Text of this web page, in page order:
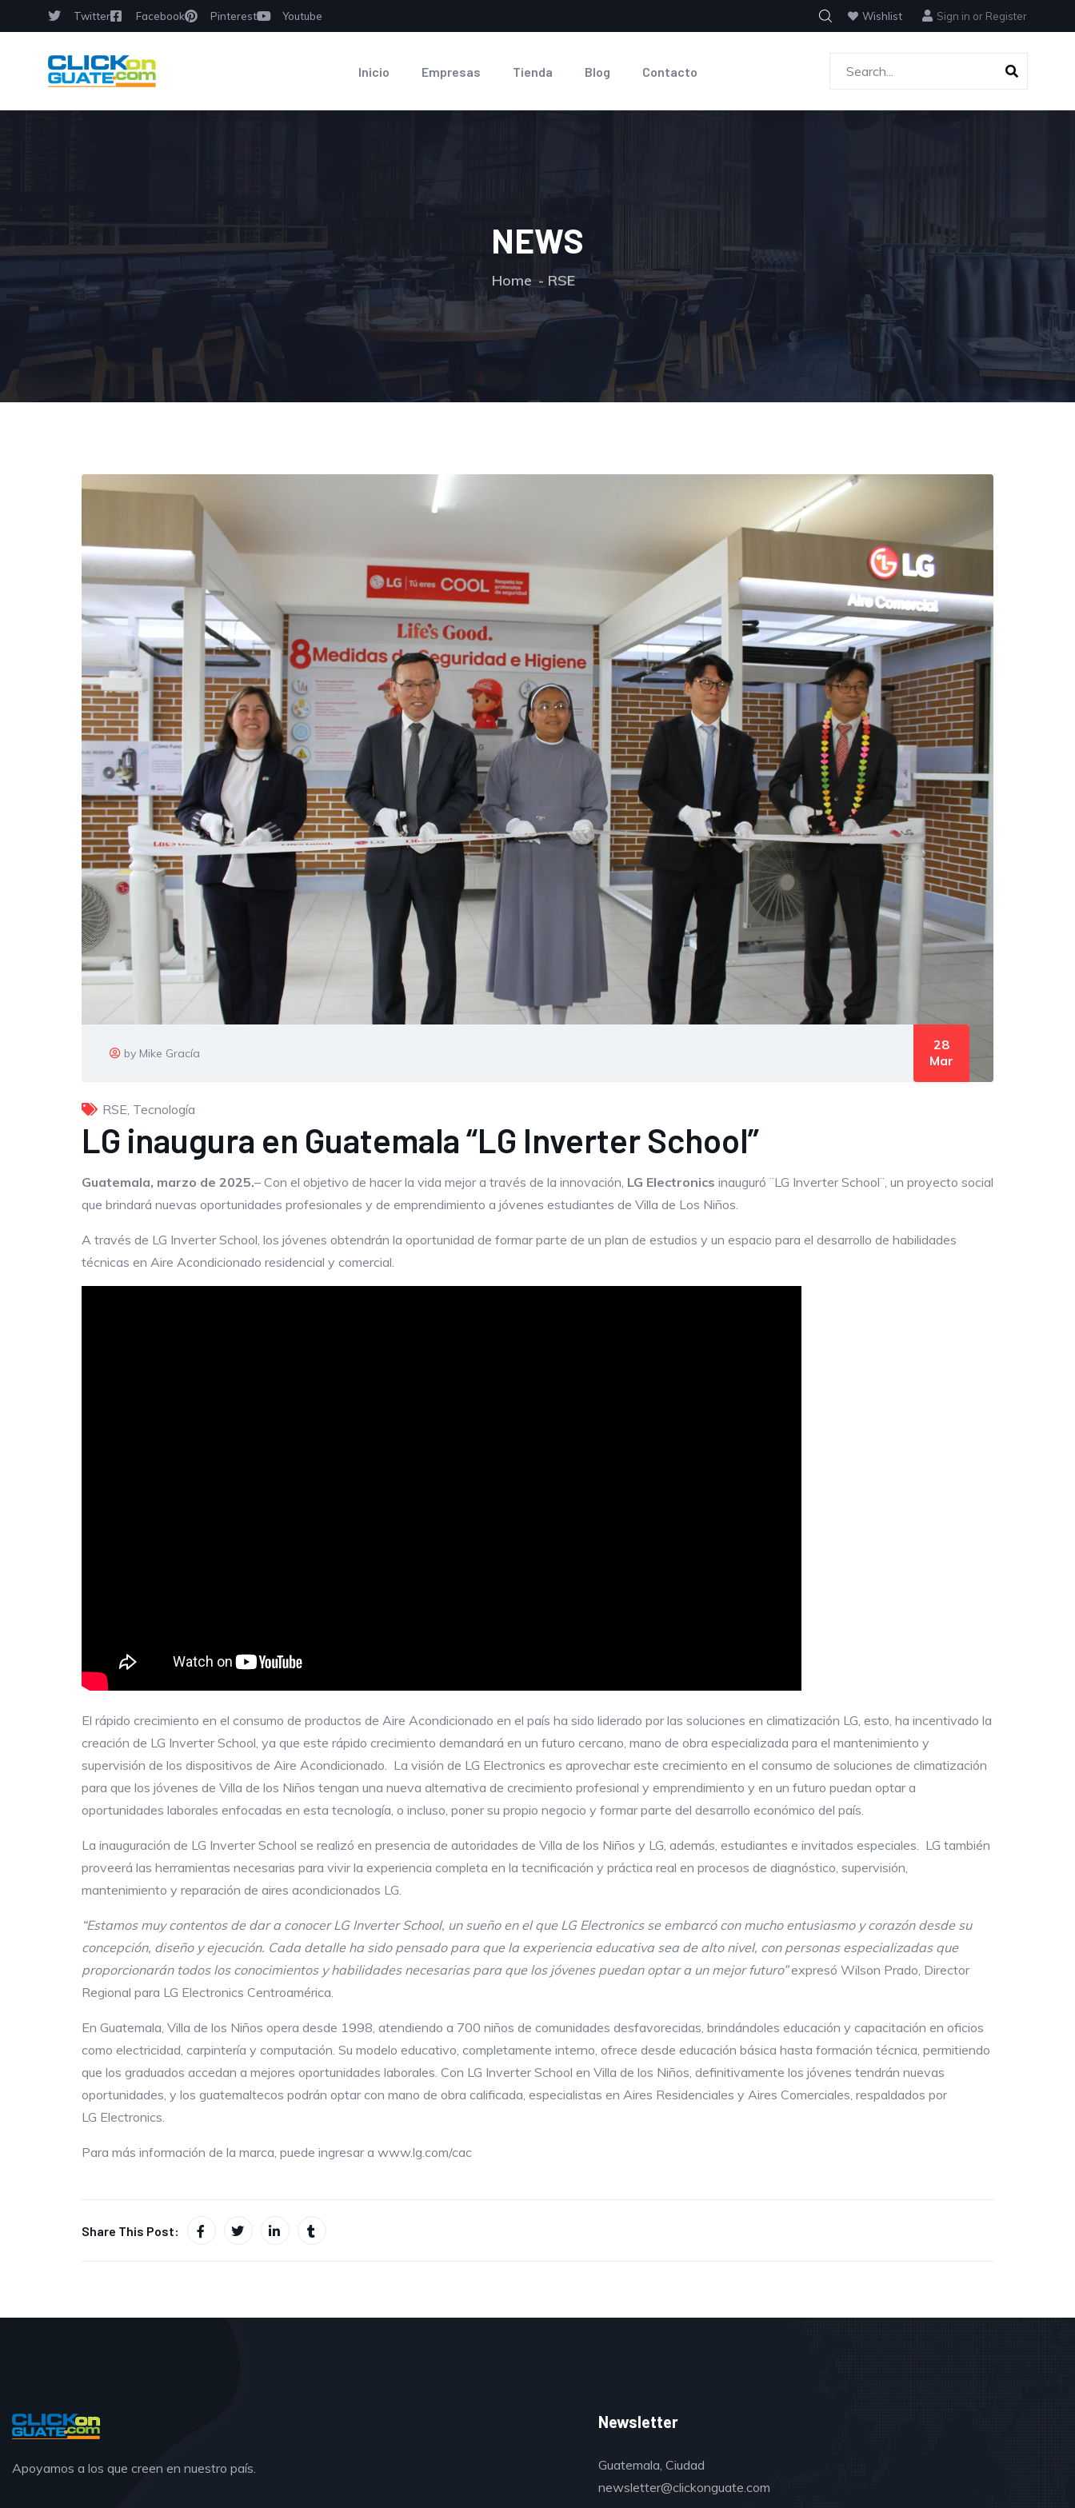
Twitter Facebook Pinterest Youtube Wishlist Sign in or Register
Inicio Empresas Tienda Blog Contacto
NEWS
Home RSE
by Mike Gracía
28
Mar
RSE, Tecnología
LG inaugura en Guatemala “LG Inverter School”
Guatemala, marzo de 2025.– Con el objetivo de hacer la vida mejor a través de la innovación, LG Electronics inauguró ¨LG Inverter School¨, un proyecto social
que brindará nuevas oportunidades profesionales y de emprendimiento a jóvenes estudiantes de Villa de Los Niños.
A través de LG Inverter School, los jóvenes obtendrán la oportunidad de formar parte de un plan de estudios y un espacio para el desarrollo de habilidades
técnicas en Aire Acondicionado residencial y comercial.
El rápido crecimiento en el consumo de productos de Aire Acondicionado en el país ha sido liderado por las soluciones en climatización LG, esto, ha incentivado la
creación de LG Inverter School, ya que este rápido crecimiento demandará en un futuro cercano, mano de obra especializada para el mantenimiento y
supervisión de los dispositivos de Aire Acondicionado. La visión de LG Electronics es aprovechar este crecimiento en el consumo de soluciones de climatización
para que los jóvenes de Villa de los Niños tengan una nueva alternativa de crecimiento profesional y emprendimiento y en un futuro puedan optar a
oportunidades laborales enfocadas en esta tecnología, o incluso, poner su propio negocio y formar parte del desarrollo económico del país.
La inauguración de LG Inverter School se realizó en presencia de autoridades de Villa de los Niños y LG, además, estudiantes e invitados especiales. LG también
proveerá las herramientas necesarias para vivir la experiencia completa en la tecnificación y práctica real en procesos de diagnóstico, supervisión,
mantenimiento y reparación de aires acondicionados LG.
“Estamos muy contentos de dar a conocer LG Inverter School, un sueño en el que LG Electronicsse embarcó con mucho entusiasmo y corazón desde su
concepción, diseño y ejecución. Cada detalle ha sido pensado para que la experiencia educativa sea de alto nivel, con personas especializadas que
proporcionarán todos los conocimientos y habilidades necesarias para que los jóvenes puedan optar a un mejor futuro”expresó Wilson Prado, Director
Regional para LG Electronics Centroamérica.
En Guatemala, Villa de los Niños opera desde 1998, atendiendo a 700 niños de comunidades desfavorecidas, brindándoles educación y capacitación en oficios
como electricidad, carpintería y computación. Su modelo educativo, completamente interno, ofrece desde educación básica hasta formación técnica, permitiendo
que los graduados accedan a mejores oportunidades laborales. Con LG Inverter School en Villa de los Niños, definitivamente los jóvenes tendrán nuevas
oportunidades, y los guatemaltecos podrán optar con mano de obra calificada, especialistas en Aires Residenciales y Aires Comerciales, respaldados por
LG Electronics.
Para más información de la marca, puede ingresar a www.lg.com/cac
Share This Post:
Apoyamos a los que creen en nuestro país.
Newsletter
Guatemala, Ciudad
newsletter@clickonguate.com